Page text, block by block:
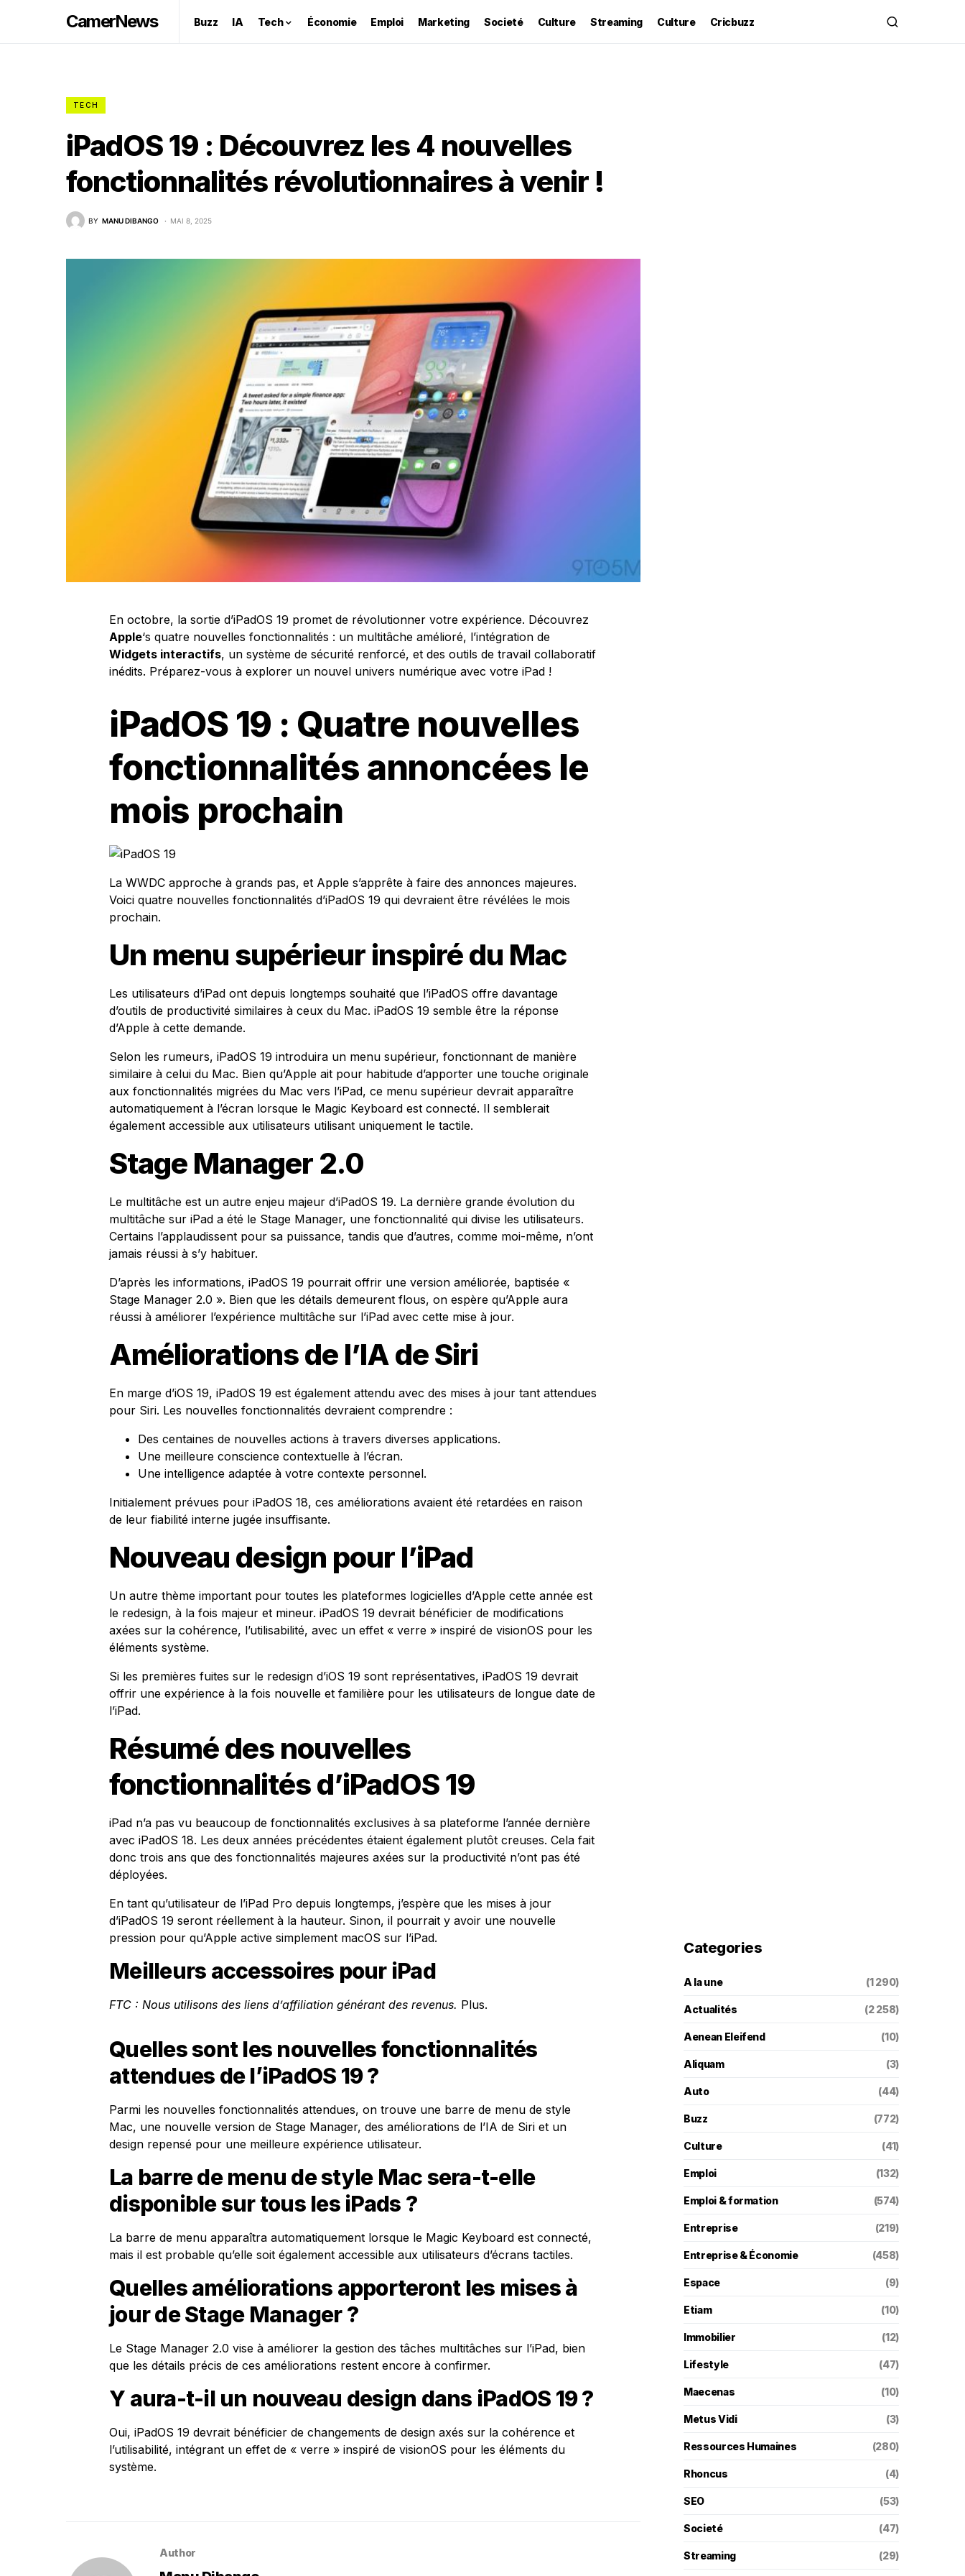
CamerNews Buzz IA Tech Économie Emploi Marketing Societé Culture Streaming Culture Cricbuzz
TECH
iPadOS 19 : Découvrez les 4 nouvelles
fonctionnalités révolutionnaires à venir !
BY MANU DIBANGO MAI 8, 2025
En octobre, la sortie d’iPadOS 19 promet de révolutionner votre expérience. Découvrez
Apple‘s quatre nouvelles fonctionnalités : un multitâche amélioré, l’intégration de
Widgets interactifs, un système de sécurité renforcé, et des outils de travail collaboratif
inédits. Préparez-vous à explorer un nouvel univers numérique avec votre iPad !
iPadOS 19 : Quatre nouvelles
fonctionnalités annoncées le
mois prochain
La WWDC approche à grands pas, et Apple s’apprête à faire des annonces majeures.
Voici quatre nouvelles fonctionnalités d’iPadOS 19 qui devraient être révélées le mois
prochain.
Un menu supérieur inspiré du Mac
Les utilisateurs d’iPad ont depuis longtemps souhaité que l’iPadOS offre davantage
d’outils de productivité similaires à ceux du Mac. iPadOS 19 semble être la réponse
d’Apple à cette demande.
Selon les rumeurs, iPadOS 19 introduira un menu supérieur, fonctionnant de manière
similaire à celui du Mac. Bien qu’Apple ait pour habitude d’apporter une touche originale
aux fonctionnalités migrées du Mac vers l’iPad, ce menu supérieur devrait apparaître
automatiquement à l’écran lorsque le Magic Keyboard est connecté. Il semblerait
également accessible aux utilisateurs utilisant uniquement le tactile.
Stage Manager 2.0
Le multitâche est un autre enjeu majeur d’iPadOS 19. La dernière grande évolution du
multitâche sur iPad a été le Stage Manager, une fonctionnalité qui divise les utilisateurs.
Certains l’applaudissent pour sa puissance, tandis que d’autres, comme moi-même, n’ont
jamais réussi à s’y habituer.
D’après les informations, iPadOS 19 pourrait offrir une version améliorée, baptisée «
Stage Manager 2.0 ». Bien que les détails demeurent flous, on espère qu’Apple aura
réussi à améliorer l’expérience multitâche sur l’iPad avec cette mise à jour.
Améliorations de l’IA de Siri
En marge d’iOS 19, iPadOS 19 est également attendu avec des mises à jour tant attendues
pour Siri. Les nouvelles fonctionnalités devraient comprendre :
Des centaines de nouvelles actions à travers diverses applications.
Une meilleure conscience contextuelle à l’écran.
Une intelligence adaptée à votre contexte personnel.
Initialement prévues pour iPadOS 18, ces améliorations avaient été retardées en raison
de leur fiabilité interne jugée insuffisante.
Nouveau design pour l’iPad
Un autre thème important pour toutes les plateformes logicielles d’Apple cette année est
le redesign, à la fois majeur et mineur. iPadOS 19 devrait bénéficier de modifications
axées sur la cohérence, l’utilisabilité, avec un effet « verre » inspiré de visionOS pour les
éléments système.
Si les premières fuites sur le redesign d’iOS 19 sont représentatives, iPadOS 19 devrait
offrir une expérience à la fois nouvelle et familière pour les utilisateurs de longue date de
l’iPad.
Résumé des nouvelles
fonctionnalités d’iPadOS 19
iPad n’a pas vu beaucoup de fonctionnalités exclusives à sa plateforme l’année dernière
avec iPadOS 18. Les deux années précédentes étaient également plutôt creuses. Cela fait
donc trois ans que des fonctionnalités majeures axées sur la productivité n’ont pas été
déployées.
En tant qu’utilisateur de l’iPad Pro depuis longtemps, j’espère que les mises à jour
d’iPadOS 19 seront réellement à la hauteur. Sinon, il pourrait y avoir une nouvelle
pression pour qu’Apple active simplement macOS sur l’iPad.
Meilleurs accessoires pour iPad
FTC : Nous utilisons des liens d’affiliation générant des revenus. Plus.
Quelles sont les nouvelles fonctionnalités
attendues de l’iPadOS 19 ?
Parmi les nouvelles fonctionnalités attendues, on trouve une barre de menu de style
Mac, une nouvelle version de Stage Manager, des améliorations de l’IA de Siri et un
design repensé pour une meilleure expérience utilisateur.
La barre de menu de style Mac sera-t-elle
disponible sur tous les iPads ?
La barre de menu apparaîtra automatiquement lorsque le Magic Keyboard est connecté,
mais il est probable qu’elle soit également accessible aux utilisateurs d’écrans tactiles.
Quelles améliorations apporteront les mises à
jour de Stage Manager ?
Le Stage Manager 2.0 vise à améliorer la gestion des tâches multitâches sur l’iPad, bien
que les détails précis de ces améliorations restent encore à confirmer.
Y aura-t-il un nouveau design dans iPadOS 19 ?
Oui, iPadOS 19 devrait bénéficier de changements de design axés sur la cohérence et
l’utilisabilité, intégrant un effet de « verre » inspiré de visionOS pour les éléments du
système.
Author
Categories
A la une (1 290)
Actualités (2 258)
Aenean Eleifend (10)
Aliquam (3)
Auto (44)
Buzz (772)
Culture (41)
Emploi (132)
Emploi & formation (574)
Entreprise (219)
Entreprise & Économie (458)
Espace (9)
Etiam (10)
Immobilier (12)
Lifestyle (47)
Maecenas (10)
Metus Vidi (3)
Ressources Humaines (280)
Rhoncus (4)
SEO (53)
Societé (47)
Streaming (29)